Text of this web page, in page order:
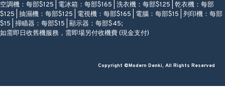
空調機：每部$125 | 電冰箱：每部$165 | 洗衣機：每部$125 | 乾衣機：每部
$125 | 抽濕機：每部$125 | 電視機：每部$165 | 電腦：每部$15 | 列印機：每部
$15 | 掃瞄器：每部$15 | 顯示器：每部$45;
如需即日收舊機服務，需即場另付收機費 (現金支付)
Copyright ©Modern Denki, All Rights Reserved